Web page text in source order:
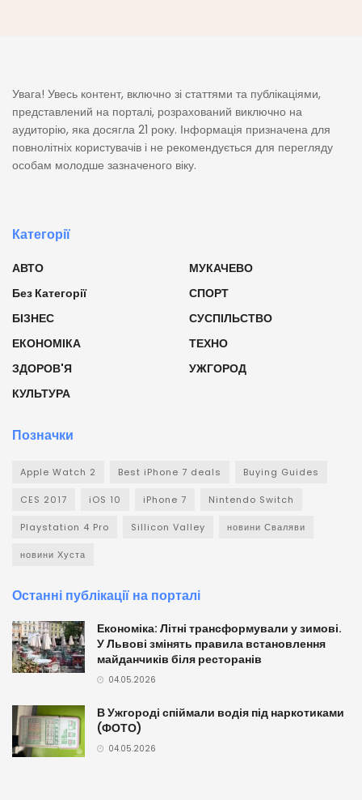
Увага! Увесь контент, включно зі статтями та публікаціями,
представлений на порталі, розрахований виключно на
аудиторію, яка досягла 21 року. Інформація призначена для
повнолітніх користувачів і не рекомендується для перегляду
особам молодше зазначеного віку.
Категорії
АВТО
Без Категорії
БІЗНЕС
ЕКОНОМІКА
ЗДОРОВ'Я
КУЛЬТУРА
МУКАЧЕВО
СПОРТ
СУСПІЛЬСТВО
ТЕХНО
УЖГОРОД
Позначки
Apple Watch 2 Best iPhone 7 deals Buying Guides
CES 2017 iOS 10 iPhone 7 Nintendo Switch
Playstation 4 Pro Sillicon Valley новини Сваляви
новини Хуста
Останні публікації на порталі
Економіка: Літні трансформували у зимові.
У Львові змінять правила встановлення
майданчиків біля ресторанів
04.05.2026
В Ужгороді спіймали водія під наркотиками
(ФОТО)
04.05.2026